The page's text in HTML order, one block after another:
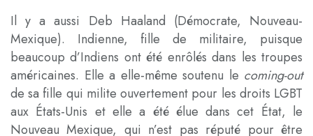
Il y a aussi Deb Haaland (Démocrate, Nouveau-
Mexique). Indienne, fille de militaire, puisque
beaucoup d’Indiens ont été enrôlés dans les troupes
américaines. Elle a elle-même soutenu le coming-out
de sa fille qui milite ouvertement pour les droits LGBT
aux États-Unis et elle a été élue dans cet État, le
Nouveau Mexique, qui n’est pas réputé pour être